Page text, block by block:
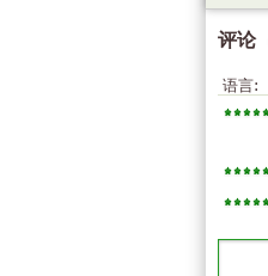
评论
语言: